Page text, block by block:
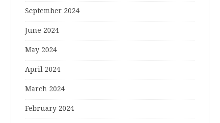
September 2024
June 2024
May 2024
April 2024
March 2024
February 2024